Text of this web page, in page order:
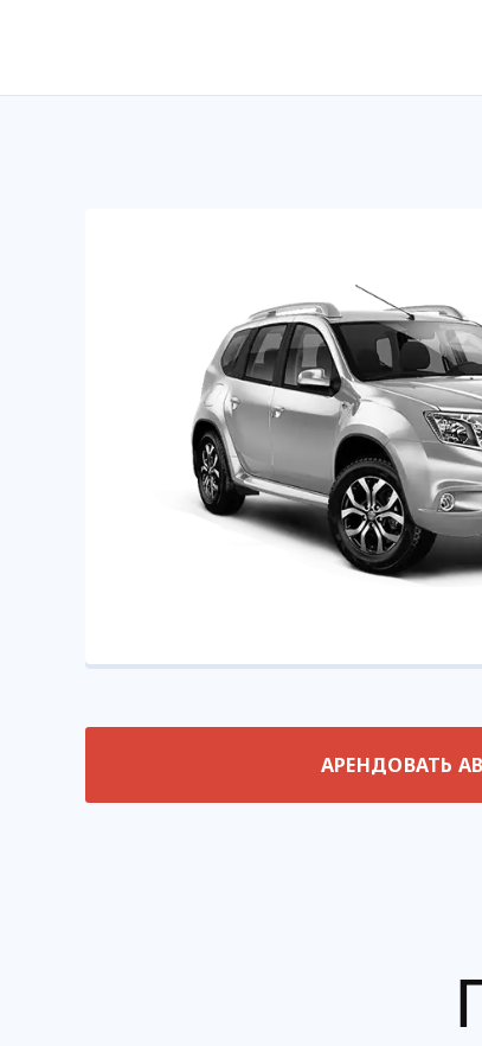
АРЕНДОВАТЬ